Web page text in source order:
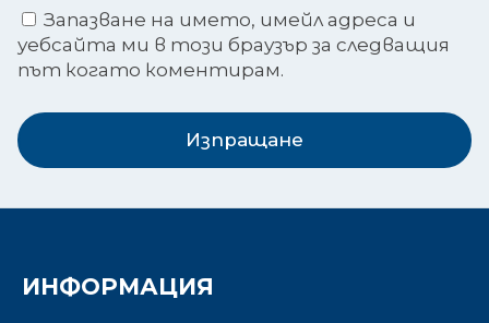
Запазване на името, имейл адреса и
уебсайта ми в този браузър за следващия
път когато коментирам.
Изпращане
ИНФОРМАЦИЯ